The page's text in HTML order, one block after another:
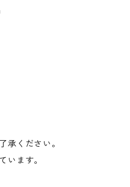
承ください。
います。